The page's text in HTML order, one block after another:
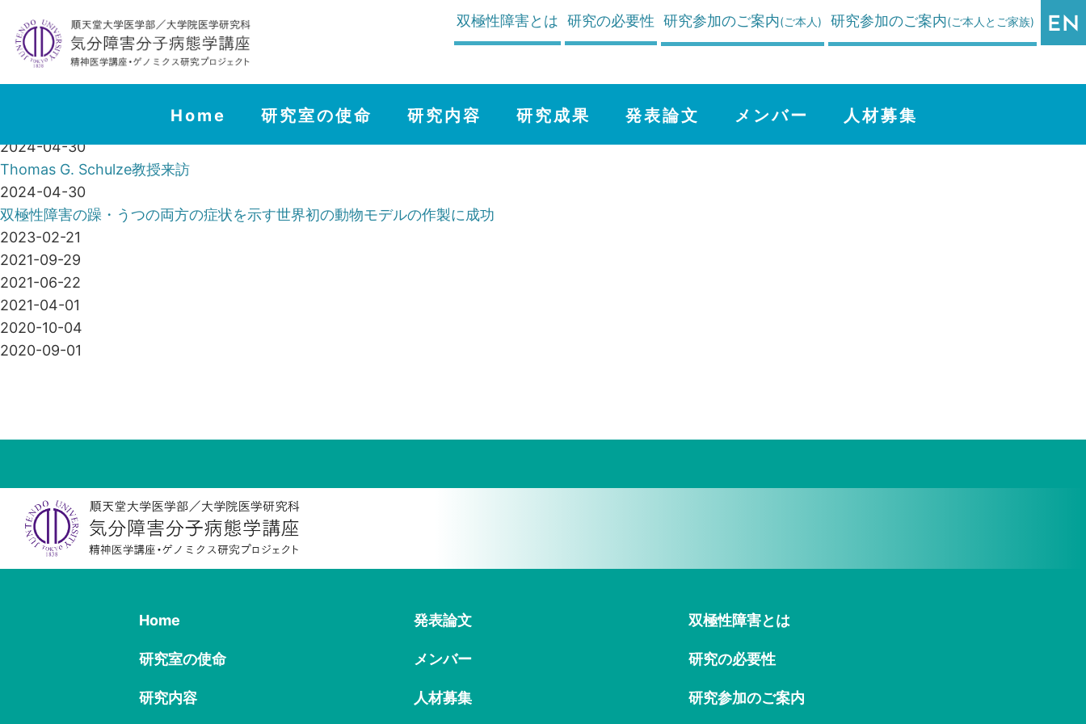
Home 研究室の使命 研究内容 研究成果 発表論文 メンバー 人材募集
双極性障害とは 研究の必要性 研究参加のご案内(ご本人) 研究参加のご案内(ご本人とご家族)
Patrick McGowan教授来訪
2024-04-30
2024-04-30
Thomas G. Schulze教授来訪
2024-04-30
双極性障害の躁・うつの両方の症状を示す世界初の動物モデルの作製に成功
2023-02-21
2021-09-29
2021-06-22
2021-04-01
2020-10-04
2020-09-01
Home
研究室の使命
研究内容
発表論文
メンバー
人材募集
双極性障害とは
研究の必要性
研究参加のご案内